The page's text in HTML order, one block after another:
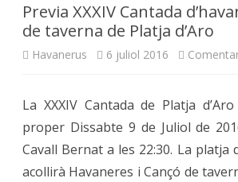
Previa XXXIV Cantada
de taverna de Platja d’Aro
Havanerus 6 juliol 2016
La XXXIV Cantada de Platja
proper Dissabte 9 de Juliol de
Cavall Bernat a les 22:30. La platja
acollirà Havaneres i Cançó de